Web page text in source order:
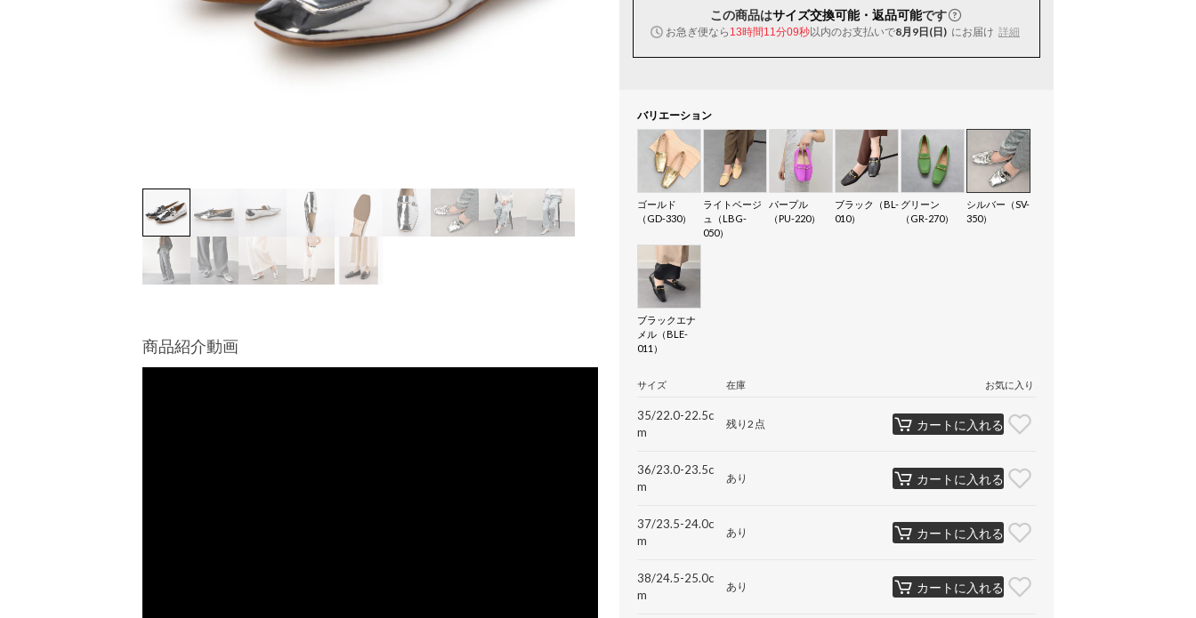
商品紹介動画
この商品はサイズ交換可能・返品可能です
お急ぎ便なら 13時間11分08秒以内のお支払いで8月9日(日) にお届け 詳細
バリエーション
ゴールド
（GD-330）
ライトベージ
ュ（LBG-
050）
パープル
（PU-220）
ブラック（BL-
010）
グリーン
（GR-270）
シルバー（SV-
350）
ブラックエナ
メル（BLE-
011）
サイズ 在庫 お気に入り
35/22.0-22.5c
m
残り2点 カートに入れる
36/23.0-23.5c
m
あり カートに入れる
37/23.5-24.0c
m
あり カートに入れる
38/24.5-25.0c
m
あり カートに入れる